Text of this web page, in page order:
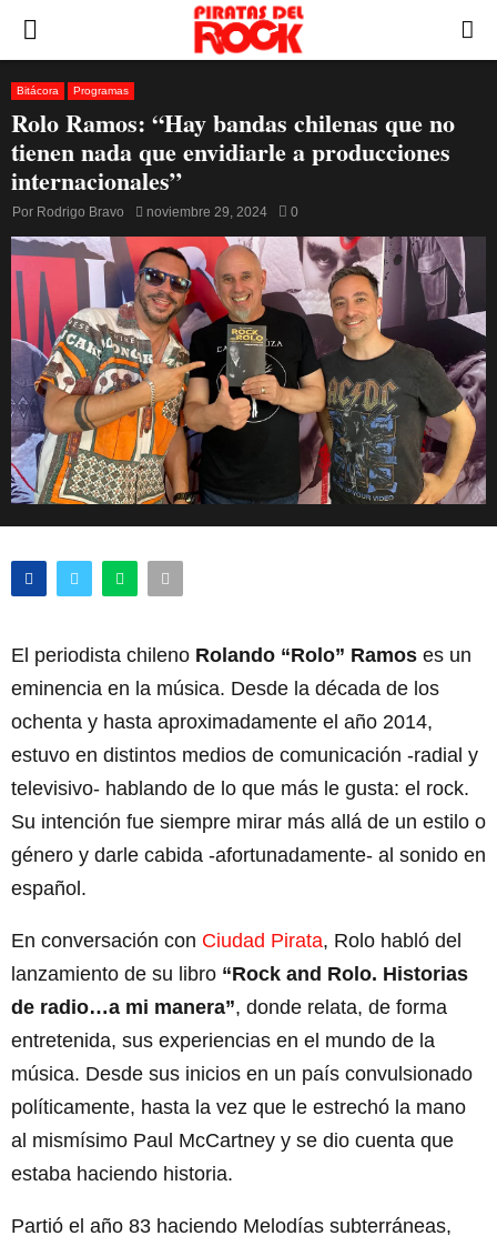
PRIMARY
MENU
Bitácora Programas
Rolo Ramos: “Hay bandas chilenas que no
tienen nada que envidiarle a producciones
internacionales”
Por Rodrigo Bravo noviembre 29, 2024 0
El periodista chileno Rolando “Rolo” Ramos es un
eminencia en la música. Desde la década de los
ochenta y hasta aproximadamente el año 2014,
estuvo en distintos medios de comunicación -radial y
televisivo- hablando de lo que más le gusta: el rock.
Su intención fue siempre mirar más allá de un estilo o
género y darle cabida -afortunadamente- al sonido en
español.
En conversación con Ciudad Pirata, Rolo habló del
lanzamiento de su libro “Rock and Rolo. Historias
de radio…a mi manera”, donde relata, de forma
entretenida, sus experiencias en el mundo de la
música. Desde sus inicios en un país convulsionado
políticamente, hasta la vez que le estrechó la mano
al mismísimo Paul McCartney y se dio cuenta que
estaba haciendo historia.
Partió el año 83 haciendo Melodías subterráneas,